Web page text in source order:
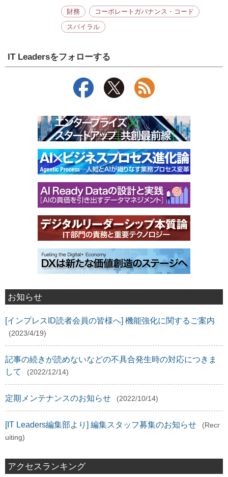
財務 コーポレートガバナンス・コード
スパイラル
IT Leadersをフォローする
お知らせ
[インプレスID読者会員の皆様へ] 機能強化に関するご案内
(2023/4/19)
記事の続きが読めないなどの不具合発生時の対応につきま
して
(2022/12/14)
定期メンテナンスのお知らせ (2022/10/14)
[IT Leaders編集部より] 編集スタッフ募集のお知らせ
(Recr
uiting)
アクセスランキング